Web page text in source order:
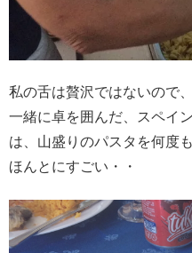
私の舌は贅沢ではないので
一緒に卓を囲んだ、スペイ
は、山盛りのパスタを何度
ほんとにすごい・・